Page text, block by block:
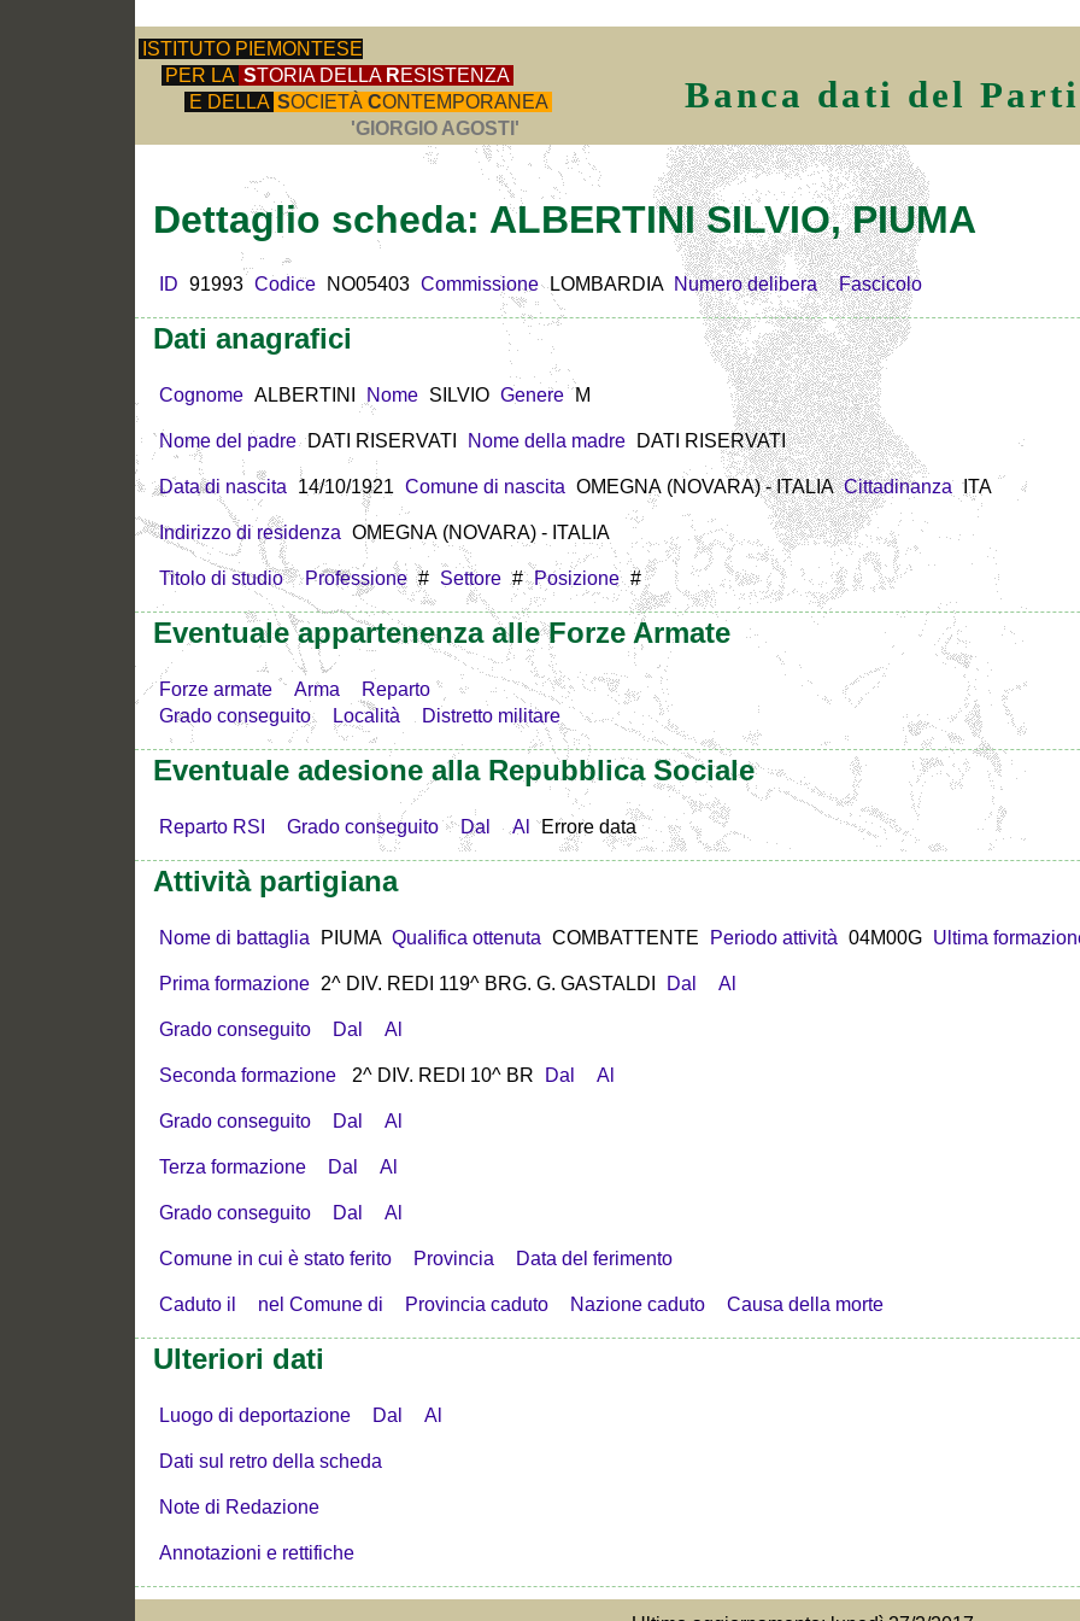
ISTITUTO PIEMONTESE
PER LA STORIA DELLA RESISTENZA
E DELLA SOCIETÀ CONTEMPORANEA
'GIORGIO AGOSTI'
Banca dati del
Dettaglio scheda: ALBERTINI SILVIO, PIUMA
ID 91993 Codice NO05403 Commissione LOMBARDIA Numero delibera Fascicolo
Dati anagrafici
Cognome ALBERTINI Nome SILVIO Genere M
Nome del padre DATI RISERVATI Nome della madre DATI RISERVATI
Data di nascita 14/10/1921 Comune di nascita OMEGNA (NOVARA) - ITALIA Cittadinanza ITA
Indirizzo di residenza OMEGNA (NOVARA) - ITALIA
Titolo di studio Professione # Settore # Posizione #
Eventuale appartenenza alle Forze Armate
Forze armate Arma
Reparto
Grado conseguito
Località Distretto militare
Eventuale adesione alla Repubblica Sociale
Reparto RSI Grado conseguito Dal Al Errore data
Attività partigiana
Nome di battaglia PIUMA Qualifica ottenuta COMBATTENTE Periodo attività 04M00G Ultima
Prima formazione 2^ DIV. REDI 119^ BRG. G. GASTALDI Dal Al
Grado conseguito Dal Al
Seconda formazione 2^ DIV. REDI 10^ BR Dal Al
Grado conseguito Dal Al
Terza formazione Dal Al
Grado conseguito Dal Al
Comune in cui è stato ferito Provincia Data del ferimento
Caduto il nel Comune di Provincia caduto Nazione caduto Causa della morte
Ulteriori dati
Luogo di deportazione Dal Al
Dati sul retro della scheda
Note di Redazione
Annotazioni e rettifiche